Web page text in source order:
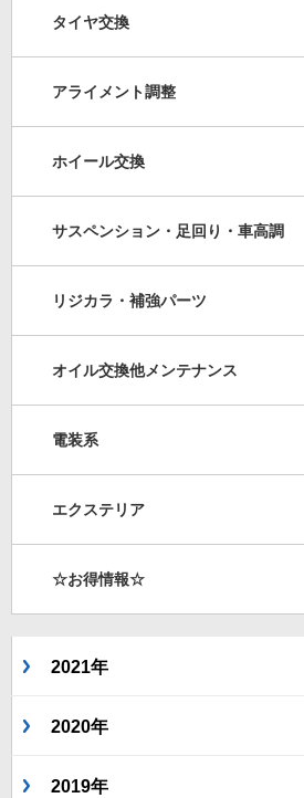
タイヤ交換
アライメント調整
ホイール交換
サスペンション・足回り・車高調
リジカラ・補強パーツ
オイル交換他メンテナンス
電装系
エクステリア
☆お得情報☆
2021年
2020年
2019年